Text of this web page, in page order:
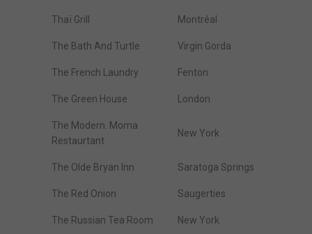
Thaï Grill Montréal
The Bath And Turtle Virgin Gorda
The French Laundry Fenton
The Green House London
The Modern. Moma
Restaurtant
New York
The Olde Bryan Inn Saratoga Springs
The Red Onion Saugerties
The Russian Tea Room New York